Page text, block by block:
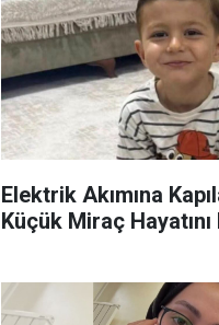
Elektrik Akımına
Küçük Miraç